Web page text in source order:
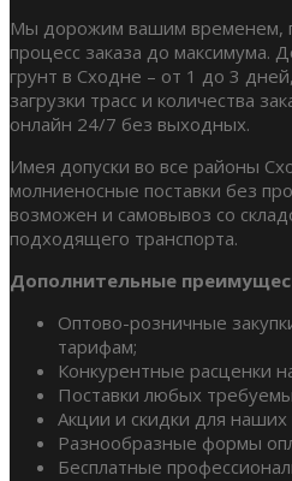
Мы дорожим вашим временем,
процесс заказа до максимума.
грунт в Сходне – от 1 до 3
загрузки трасс и количества
онлайн 24/7 без выходных.
Имея допуски во все районы
молниеносные поставки без
возможен и самовывоз со
подходящего транспорта.
Дополнительные
Оптово-розничные
тарифам;
Конкурентные расценки
Поставки любых
Акции и скидки для
Разнообразные формы
Бесплатные